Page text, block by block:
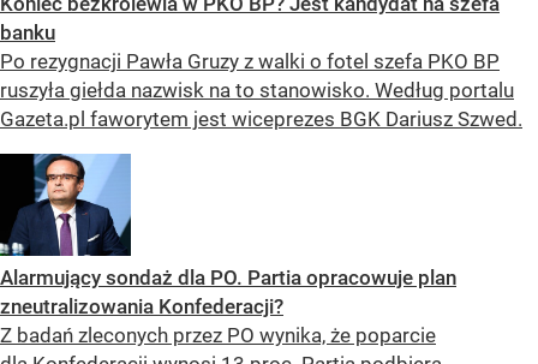
banku
Po rezygnacji Pawła Gruzy z walki o fotel szefa PKO BP
ruszyła giełda nazwisk na to stanowisko. Według portalu
Gazeta.pl faworytem jest wiceprezes BGK Dariusz Szwed.
Alarmujący sondaż dla PO. Partia opracowuje plan
zneutralizowania Konfederacji?
Z badań zleconych przez PO wynika, że poparcie